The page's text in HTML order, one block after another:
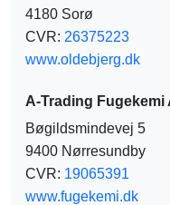
4180 Sorø
CVR: 26375223
www.oldebjerg.dk
A-Trading Fugekemi
Bøgildsmindevej 5
9400 Nørresundby
CVR: 19065391
www.fugekemi.dk